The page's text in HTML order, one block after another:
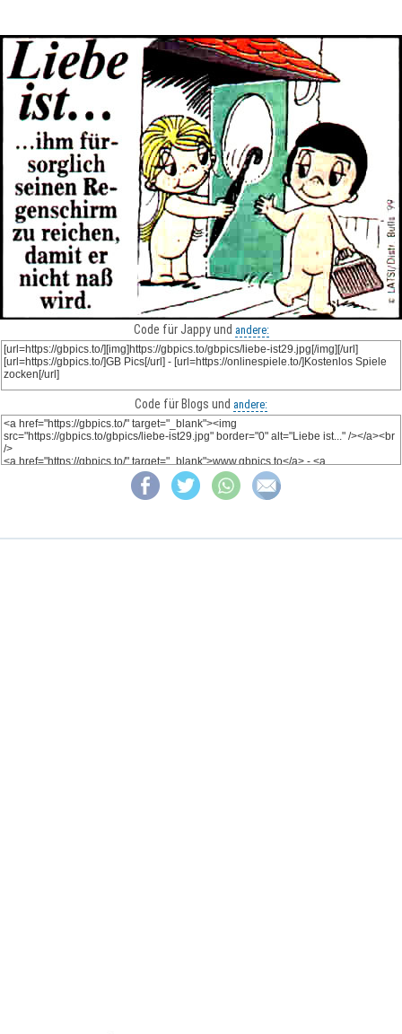
Code für Jappy und andere:
Code für Blogs und andere: